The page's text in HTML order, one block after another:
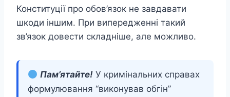
Конституції про обов’язок не завдавати
шкоди іншим. При випередженні такий
зв’язок довести складніше, але можливо.
Пам’ятайте! У кримінальних справах
формулювання “виконував обгін”